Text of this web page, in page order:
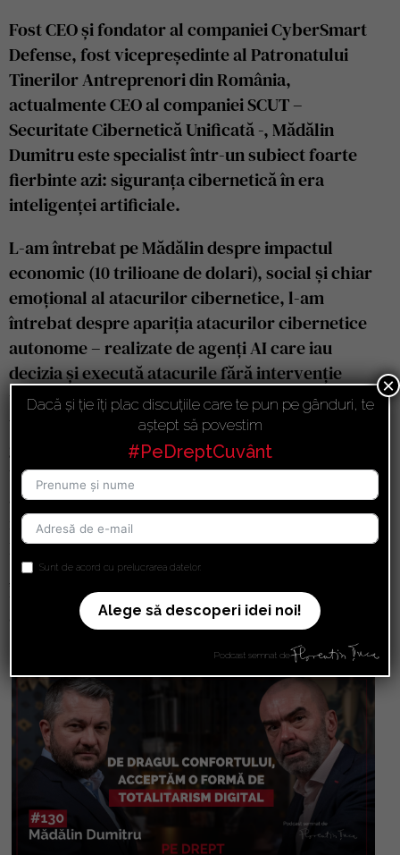
Fost CEO și fondator al companiei CyberSmart
Defense, fost vicepreședinte al Patronatului
Tinerilor Antreprenori din România,
actualmente CEO al companiei SCUT –
Securitate Cibernetică Unificată -, Mădălin
Dumitru este specialist într-un subiect foarte
fierbinte azi: siguranța cibernetică în era
inteligenței artificiale.
L-am întrebat pe Mădălin despre impactul
economic (10 trilioane de dolari), social și chiar
emoțional al atacurilor cibernetice, l-am
întrebat despre apariția atacurilor cibernetice
autonome – realizate de agenți AI care iau
decizia și execută atacurile fără intervenție
umană -, despre alunecarea noastră într-o
veritabilă eră a post-adevărului, odată cu
generarea conținutului fals (voci, imagini și
texte clonate) perfect credibil, dar și despre
amenințarea unei forme de totalitarism digital
impus prin (sau de) inteligența artificială.
Pentru binele nostru comun.
În final, am căutat câteva soluții la aceste
amenințări.
Dacă și ție îți plac discuțiile care te pun pe gânduri, te
aștept să povestim
#PeDreptCuvânt
Sunt de acord cu prelucrarea datelor.
Alege să descoperi idei noi!
Podcast semnat de
×